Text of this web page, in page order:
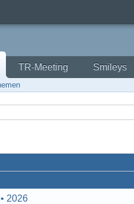
TR-Meeting Smileys
2026